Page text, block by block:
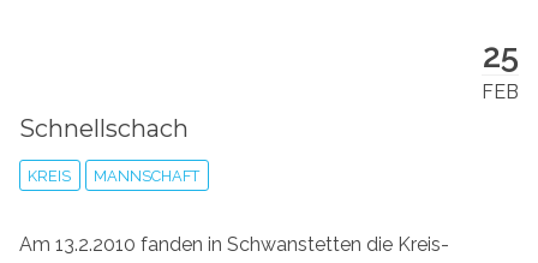
25
FEB
Schnellschach
KREIS MANNSCHAFT
Am 13.2.2010 fanden in Schwanstetten die Kreis-